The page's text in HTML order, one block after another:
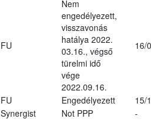
FU
Nem
engedélyezett,
visszavonás
hatálya 2022.
03.16., végső
türelmi idő
vége
2022.09.16.
16/
FU Engedélyezett
15/
Synergist Not PPP
-